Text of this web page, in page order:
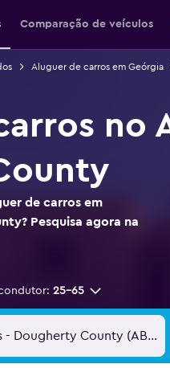
Comparação de veículos
Aluguer de carros em Geórgia
no
de carros em
Pesquisa agora na
25-65